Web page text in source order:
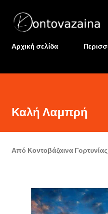
Αρχική σελίδα
Καλή Λαμπρή
Από Κοντοβάζαινα Γορτυνίας